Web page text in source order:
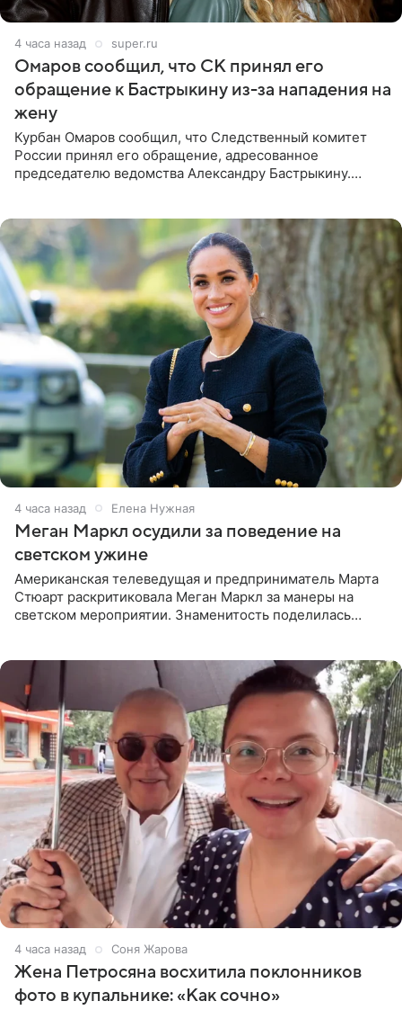
4 часа назад super.ru
Омаров сообщил, что СК принял его
обращение к Бастрыкину из-за нападения на
жену
Курбан Омаров сообщил, что Следственный комитет
России принял его обращение, адресованное
председателю ведомства Александру Бастрыкину.
4 часа назад Елена Нужная
Меган Маркл осудили за поведение на
светском ужине
Американская телеведущая и предприниматель Марта
Стюарт раскритиковала Меган Маркл за манеры на
светском мероприятии. Знаменитость поделилась
4 часа назад Соня Жарова
Жена Петросяна восхитила поклонников
фото в купальнике: «Как сочно»